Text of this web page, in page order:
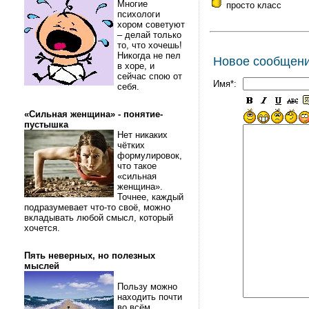
Многие
психологи
хором советуют
– делай только
то, что хочешь!
Никогда не пел
в хоре, и
сейчас спою от
себя.
«Сильная женщина» - понятие-
пустышка
Нет никаких
чётких
формулировок,
что такое
«сильная
женщина».
Точнее, каждый
подразумевает что-то своё, можно
вкладывать любой смысл, который
хочется.
Пять неверных, но полезных
мыслей
Пользу можно
находить почти
просто класс
Новое
Имя*: